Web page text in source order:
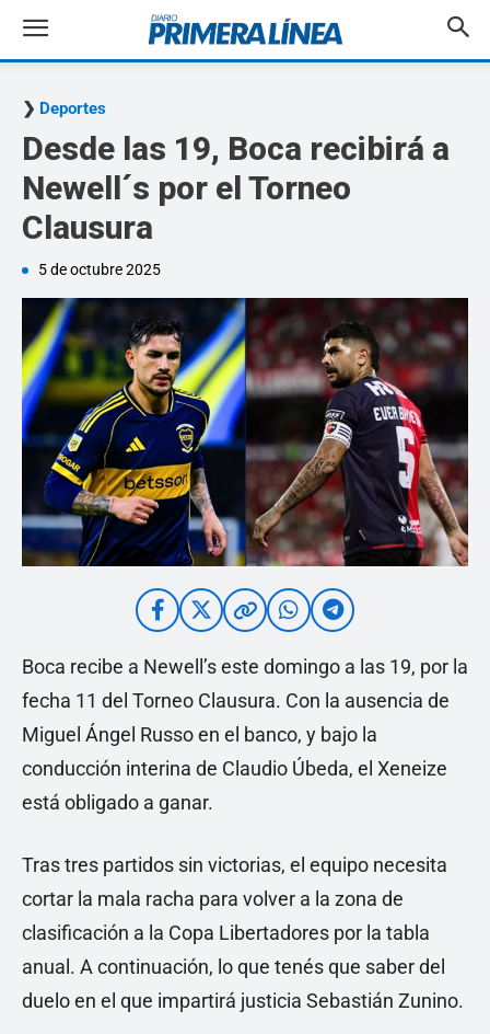
Deportes
Desde las 19, Boca recibirá a
Newell´s por el Torneo
Clausura
5 de octubre 2025
Boca recibe a Newell’s este domingo a las 19, por la
fecha 11 del Torneo Clausura. Con la ausencia de
Miguel Ángel Russo en el banco, y bajo la
conducción interina de Claudio Úbeda, el Xeneize
está obligado a ganar.
Tras tres partidos sin victorias, el equipo necesita
cortar la mala racha para volver a la zona de
clasificación a la Copa Libertadores por la tabla
anual. A continuación, lo que tenés que saber del
duelo en el que impartirá justicia Sebastián Zunino.